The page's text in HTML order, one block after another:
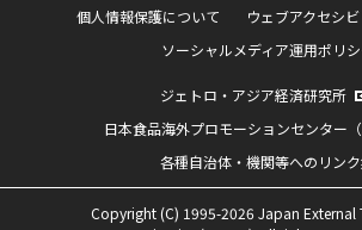
個人情報保護について
ウェブアクセシ
ソーシャルメディア運用ポリ
ジェトロ・アジア経済研究所
日本食品海外プロモーションセンター（
各種自治体・機関等へのリン
Copyright (C) 1995-2026 Japan External